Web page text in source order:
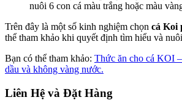
nuôi 6 con cá màu trắng hoặc màu
Trên đây là một số kinh nghiệm chọn cá Koi
thể tham khảo khi quyết định tìm hiểu và
Bạn có thể tham khảo: Thức ăn cho cá KOI
dầu và không vàng nước.
Liên Hệ và Đặt Hàng